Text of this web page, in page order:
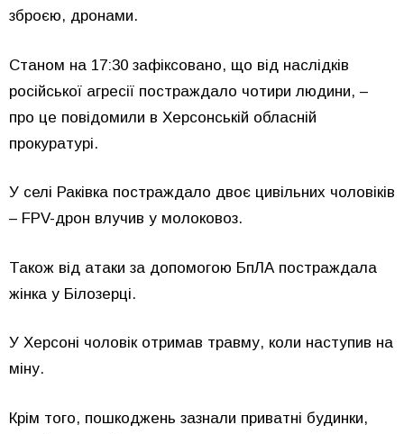
зброєю, дронами.
Станом на 17:30 зафіксовано, що від наслідків
російської агресії постраждало чотири людини, –
про це повідомили в Херсонській обласній
прокуратурі.
У селі Раківка постраждало двоє цивільних чоловіків
– FPV-дрон влучив у молоковоз.
Також від атаки за допомогою БпЛА постраждала
жінка у Білозерці.
У Херсоні чоловік отримав травму, коли наступив на
міну.
Крім того, пошкоджень зазнали приватні будинки,